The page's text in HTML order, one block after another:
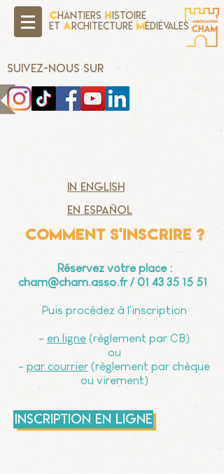
Chantiers Histoire
Et Architecture Médiévales
SUIVEZ-NOUS SUR
in english
en español
COMMENT S'INSCRIRE ?
Réservez votre place :
cham@cham.asso.fr/ 01 43 35 15 51
Puis procédez à l'inscription
- en ligne (règlement par CB)
ou
- par courrier (règlement par chèque
ou virement)
Inscription en ligne